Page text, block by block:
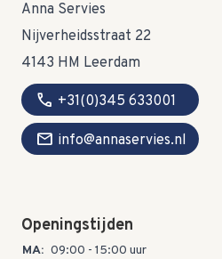
Anna Servies
Nijverheidsstraat 22
4143 HM Leerdam
call +31(0)345 633001
mail info@annaservies.nl
Openingstijden
MA: 09:00 - 15:00 uur